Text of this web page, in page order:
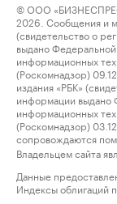
© ООО
2026. Сообщения и
(свидетельство о
выдано
информационных
(Роскомнадзор)
издания «РБК»
информации выдано
информационных
(Роскомнадзор)
сопровождаются
Владельцем сайта
Данные
Индексы облигаций